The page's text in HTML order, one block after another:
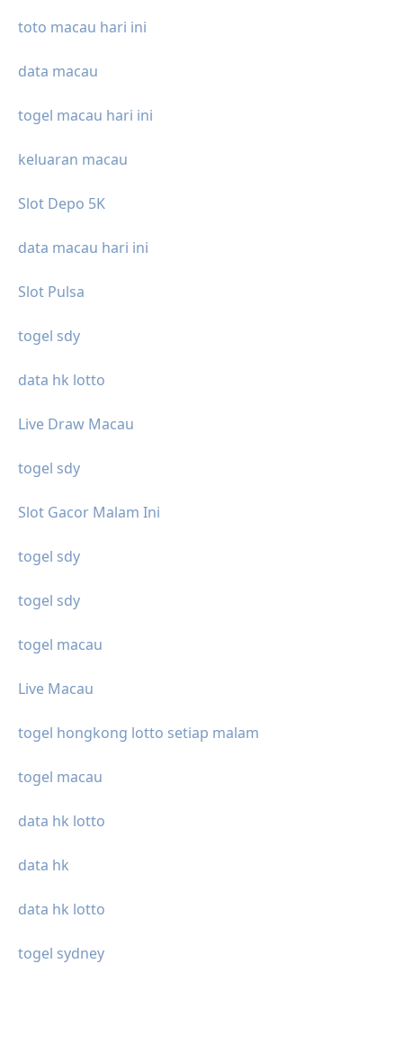
toto macau hari ini
data macau
togel macau hari ini
keluaran macau
Slot Depo 5K
data macau hari ini
Slot Pulsa
togel sdy
data hk lotto
Live Draw Macau
togel sdy
Slot Gacor Malam Ini
togel sdy
togel sdy
togel macau
Live Macau
togel hongkong lotto setiap malam
togel macau
data hk lotto
data hk
data hk lotto
togel sydney